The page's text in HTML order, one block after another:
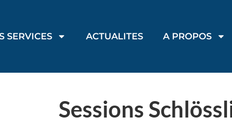
SERVICES ACTUALITES A PROPOS
Sessions